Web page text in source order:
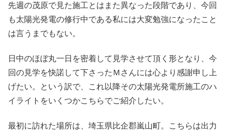
先週の茂原で見た施工とはまた異なった段階であり、今回
も太陽光発電の修行中である私には大変勉強になったこと
は言うまでもない。
日中のほぼ丸一日を密着して見学させて頂く形となり、今
回の見学を快諾して下さったＭさんには心より感謝申し上
げたい。という訳で、これ以降その太陽光発電所施工のハ
イライトをいくつかこちらでご紹介したい。
最初に訪れた場所は、埼玉県比企郡嵐山町。こちらは出力